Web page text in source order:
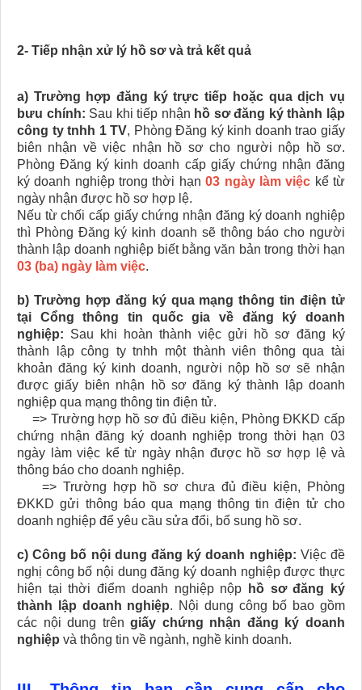
2- Tiếp nhận xử lý hồ sơ và trả kết quả
a) Trường hợp đăng ký trực tiếp hoặc qua dịch vụ
bưu chính: Sau khi tiếp nhận hồ sơ đăng ký thành lập
công ty tnhh 1 TV, Phòng Đăng ký kinh doanh trao giấy
biên nhận về việc nhận hồ sơ cho người nộp hồ sơ.
Phòng Đăng ký kinh doanh cấp giấy chứng nhận đăng
ký doanh nghiệp trong thời hạn03 ngày làm việc kể từ
ngày nhận được hồ sơ hợp lệ.
Nếu từ chối cấp giấy chứng nhận đăng ký doanh nghiệp
thì Phòng Đăng ký kinh doanh sẽ thông báo cho người
thành lập doanh nghiệp biết bằng văn bản trong thời hạn
03 (ba) ngày làm việc.
b) Trường hợp đăng ký qua mạng thông tin điện tử
tại Cổng thông tin quốc gia về đăng ký doanh
nghiệp: Sau khi hoàn thành việc gửi hồ sơ đăng ký
thành lập công ty tnhh một thành viên thông qua tài
khoản đăng ký kinh doanh, người nộp hồ sơ sẽ nhận
được giấy biên nhận hồ sơ đăng ký thành lập doanh
nghiệp qua mạng thông tin điện tử.
=> Trường hợp hồ sơ đủ điều kiện, Phòng ĐKKD cấp
chứng nhận đăng ký doanh nghiệp trong thời hạn 03
ngày làm việc kể từ ngày nhận được hồ sơ hợp lệ và
thông báo cho doanh nghiệp.
=> Trường hợp hồ sơ chưa đủ điều kiện, Phòng
ĐKKD gửi thông báo qua mạng thông tin điện tử cho
doanh nghiệp để yêu cầu sửa đổi, bổ sung hồ sơ.
c) Công bố nội dung đăng ký doanh nghiệp: Việc đề
nghị công bố nội dung đăng ký doanh nghiệp được thực
hiện tại thời điểm doanh nghiệp nộp
hồ sơ đăng ký
thành lập doanh nghiệp. Nội dung công bố bao gồm
các nội dung trên giấy chứng nhận đăng ký doanh
nghiệp và thông tin về ngành, nghề kinh doanh.